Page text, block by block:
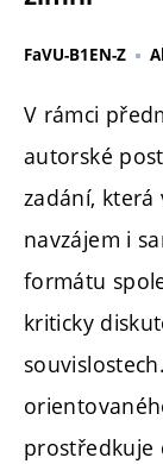
FaVU-B1EN-Z
V rámci
autorské
zadání,
navzájem i
formátu
kriticky
prostředkuje